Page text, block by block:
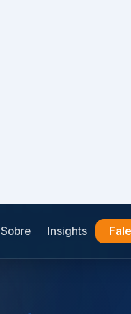
em ISO 27001,